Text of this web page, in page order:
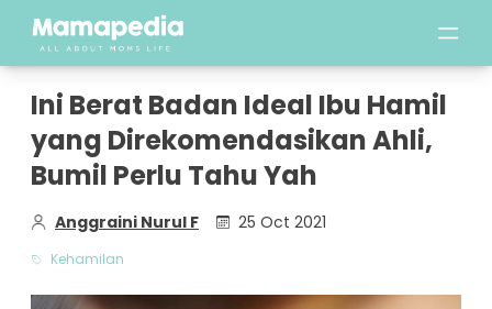
Ini Berat Badan Ideal Ibu Hamil
yang Direkomendasikan Ahli,
Bumil Perlu Tahu Yah
Anggraini Nurul F 25 Oct 2021
Kehamilan